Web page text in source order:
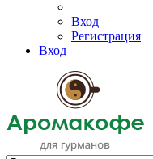
Вход
Регистрация
Вход